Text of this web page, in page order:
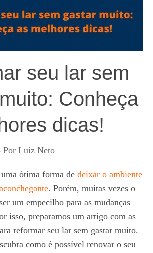
seu lar sem
Conheça
dicas!
Por Luiz Neto
ótima forma de deixar o ambiente
. Porém, muitas vezes o
um empecilho para as mudanças
isso, preparamos um artigo com as
reformar seu lar sem gastar muito.
como é possível renovar o seu